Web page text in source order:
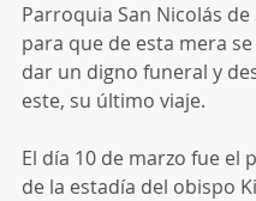
Parroquia San Nicolás de
para que de esta mera
dar un digno funeral y
este, su último viaje.
El día 10 de marzo fue el
de la estadía del obispo